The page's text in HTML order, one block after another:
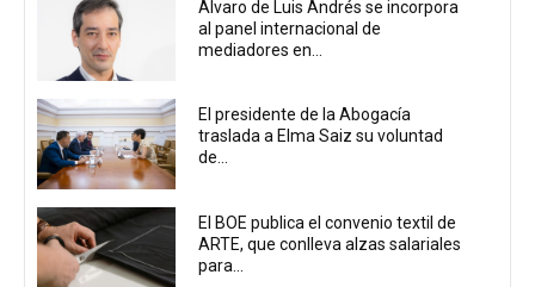
Álvaro de Luis Andrés se incorpora
al panel internacional de
mediadores en...
El presidente de la Abogacía
traslada a Elma Saiz su voluntad
de...
El BOE publica el convenio textil de
ARTE, que conlleva alzas salariales
para...